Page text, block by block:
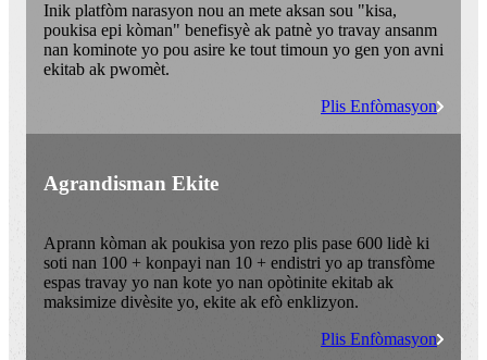
Inik platfòm narasyon nou an mete aksan sou "kisa,
poukisa epi kòman" benefisyè ak patnè yo travay ansanm
nan kominote yo pou asire ke tout timoun yo gen yon avni
ekitab ak pwomèt.
Plis Enfòmasyon
Agrandisman Ekite
Aprann kòman ak poukisa yon rezo plis pase 600 lidè ki
soti nan 100 + konpayi nan 10 + endistri yo ap transfòme
espas travay yo nan kote yo nan opòtinite ekitab ak
maksimize divèsite yo, ekite ak efò enklizyon.
Plis Enfòmasyon